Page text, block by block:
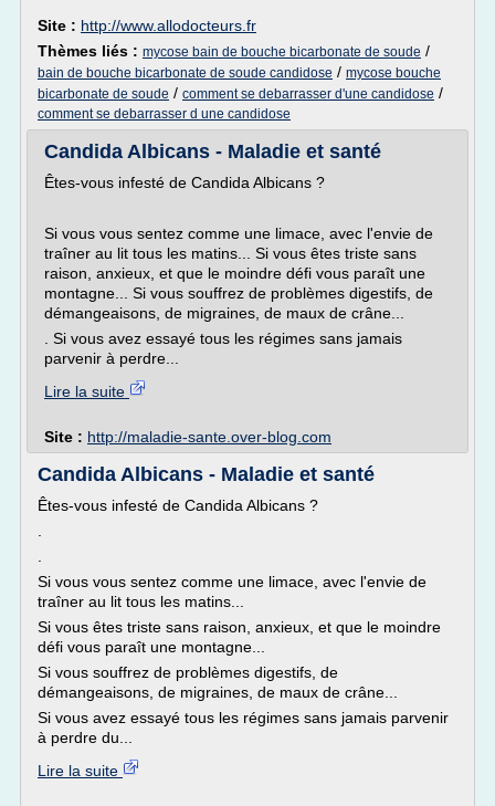
Site : http://www.allodocteurs.fr
Thèmes liés : mycose bain de bouche bicarbonate de soude /
bain de bouche bicarbonate de soude candidose / mycose bouche
bicarbonate de soude / comment se debarrasser d'une candidose /
comment se debarrasser d une candidose
Candida Albicans - Maladie et santé
Êtes-vous infesté de Candida Albicans ?
Si vous vous sentez comme une limace, avec l'envie de
traîner au lit tous les matins... Si vous êtes triste sans
raison, anxieux, et que le moindre défi vous paraît une
montagne... Si vous souffrez de problèmes digestifs, de
démangeaisons, de migraines, de maux de crâne...
. Si vous avez essayé tous les régimes sans jamais
parvenir à perdre...
Lire la suite
Site : http://maladie-sante.over-blog.com
Candida Albicans - Maladie et santé
Êtes-vous infesté de Candida Albicans ?
Si vous vous sentez comme une limace, avec l'envie de
traîner au lit tous les matins...
Si vous êtes triste sans raison, anxieux, et que le moindre
défi vous paraît une montagne...
Si vous souffrez de problèmes digestifs, de
démangeaisons, de migraines, de maux de crâne...
Si vous avez essayé tous les régimes sans jamais parvenir
à perdre du...
Lire la suite